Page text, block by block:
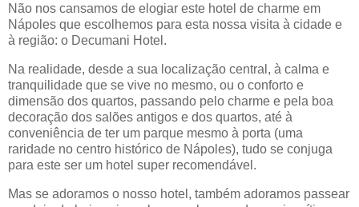
Não nos cansamos de elogiar este hotel de charme em
Nápoles que escolhemos para esta nossa visita à cidade e
à região: o Decumani Hotel.
Na realidade, desde a sua localização central, à calma e
tranquilidade que se vive no mesmo, ou o conforto e
dimensão dos quartos, passando pelo charme e pela boa
decoração dos salões antigos e dos quartos, até à
conveniência de ter um parque mesmo à porta (uma
raridade no centro histórico de Nápoles), tudo se conjuga
para este ser um hotel super recomendável.
Mas se adoramos o nosso hotel, também adoramos passear